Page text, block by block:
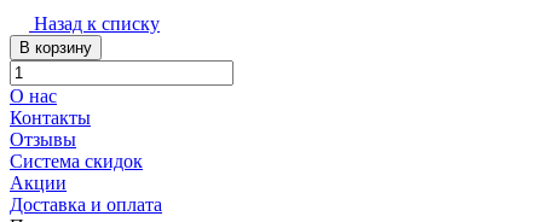
Назад к списку
В корзину
О нас
Контакты
Отзывы
Система скидок
Акции
Доставка и оплата